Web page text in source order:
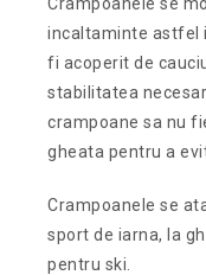
incaltaminte astfel
fi acoperit de
stabilitatea
crampoane sa nu
gheata pentru a
Crampoanele se
sport de iarna, la
pentru ski.